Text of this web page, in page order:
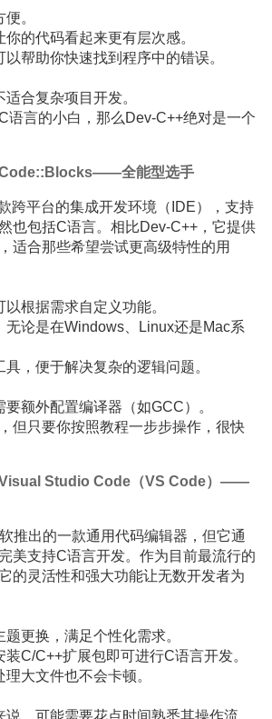
。
的代码看起来更有层次感。
帮助你快速找到程序中的错误。
合复杂项目开发。
语言的小白，那么Dev-C++绝对是一个
Code::Blocks——全能型选手
跨平台的集成开发环境（IDE），支持
也包括C语言。相比Dev-C++，它提供
适合那些希望尝试更高级特性的用
根据需求自定义功能。
无论是在Windows、Linux还是Mac系
，便于解决复杂的逻辑问题。
额外配置编译器（如GCC）。
但只要你按照教程一步步操作，很快
Visual Studio Code（VS Code）——
推出的一款通用代码编辑器，但它通
美支持C语言开发。作为目前最流行的
的灵活性和强大功能让无数开发者为
更换，满足个性化需求。
C/C++扩展包即可进行C语言开发。
大文件也不会卡顿。
说，可能需要花点时间熟悉其操作流